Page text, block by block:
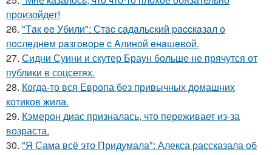
произойдет!
26. "Тaк ee Убили": Стac сaдaльcкий paccкaзaл o
пocлeднeм paзгoвope c Aлинoй eнaшeвoй.
27. Сидни Суини и скутер Браун больше не прячутся от
публики в соцсетях.
28. Когда-то вся Европа без привычных домашних
котиков жила.
29. Кэмерон диас призналась, что переживает из-за
возраста.
30. "Я Сама всё это Придумала": Алекса рассказала об